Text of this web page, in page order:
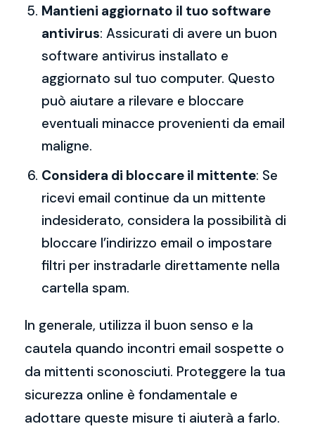
Mantieni aggiornato il tuo software
antivirus: Assicurati di avere un buon
software antivirus installato e
aggiornato sul tuo computer. Questo
può aiutare a rilevare e bloccare
eventuali minacce provenienti da email
maligne.
Considera di bloccare il mittente: Se
ricevi email continue da un mittente
indesiderato, considera la possibilità di
bloccare l’indirizzo email o impostare
filtri per instradarle direttamente nella
cartella spam.
In generale, utilizza il buon senso e la
cautela quando incontri email sospette o
da mittenti sconosciuti. Proteggere la tua
sicurezza online è fondamentale e
adottare queste misure ti aiuterà a farlo.